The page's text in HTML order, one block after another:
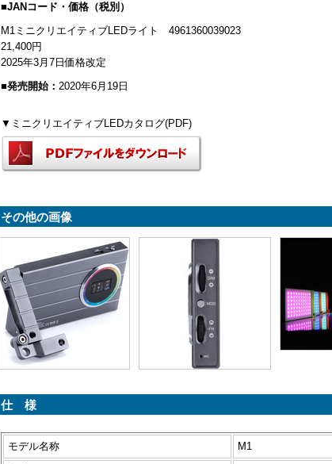
■JANコード・価格（税別）
M1ミニクリエイティブLEDライト 4961360039023
21,400円
2025年3月7日価格改定
■発売開始： 2020年6月19日
▼ミニクリエイティブLEDカタログ(PDF)
その他の画像
仕 様
モデル名称 M1